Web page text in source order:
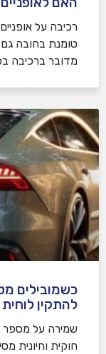
רכיבה על
טומנת בחובה גם
מדובר ברכיבה
כשמובילים
להתקין
שמירה על מספר
חוקית וחיונית